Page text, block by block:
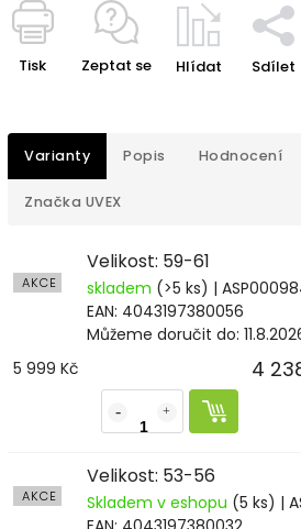
Tisk Zeptat se Hlídat Sdílet
Varianty Popis Hodnocení
Značka UVEX
AKCE
Velikost: 59-61
skladem (>5 ks) |
EAN: 4043197380056
Můžeme doručit do:
5 999 Kč
4
AKCE
Velikost: 53-56
Skladem v eshopu (5 ks) |